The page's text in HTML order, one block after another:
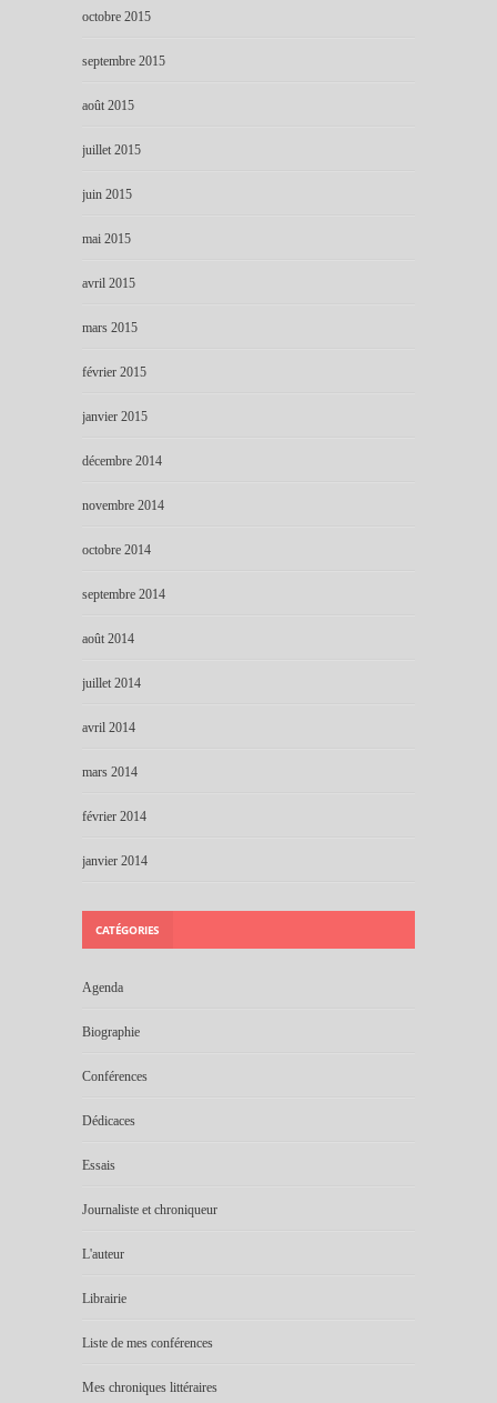
octobre 2015
septembre 2015
août 2015
juillet 2015
juin 2015
mai 2015
avril 2015
mars 2015
février 2015
janvier 2015
décembre 2014
novembre 2014
octobre 2014
septembre 2014
août 2014
juillet 2014
avril 2014
mars 2014
février 2014
janvier 2014
CATÉGORIES
Agenda
Biographie
Conférences
Dédicaces
Essais
Journaliste et chroniqueur
L'auteur
Librairie
Liste de mes conférences
Mes chroniques littéraires